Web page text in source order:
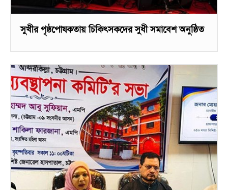
সুখীর পৃষ্ঠপোষকতায় চিকিৎসকদের সুধী সমাবেশ অনুষ্ঠিত